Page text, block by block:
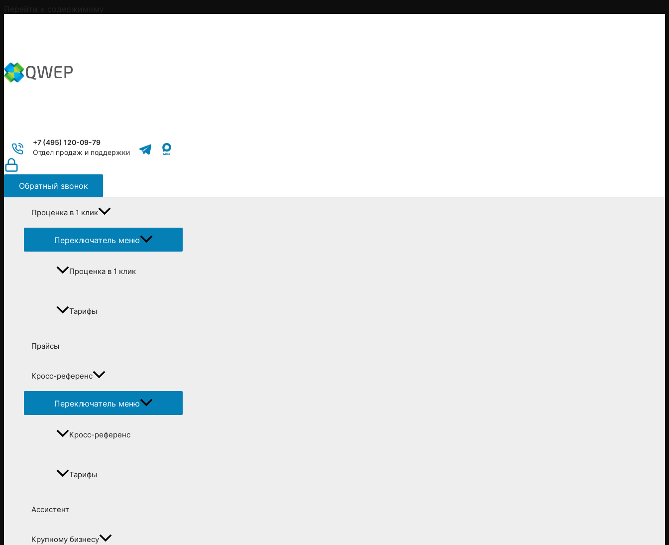
+7 (495) 120-09-79
Отдел продаж и поддержки
Обратный звонок
Проценка в 1 клик
Переключатель меню
Проценка в 1 клик
Тарифы
Прайсы
Кросс-референс
Переключатель меню
Кросс-референс
Тарифы
Ассистент
Крупному бизнесу